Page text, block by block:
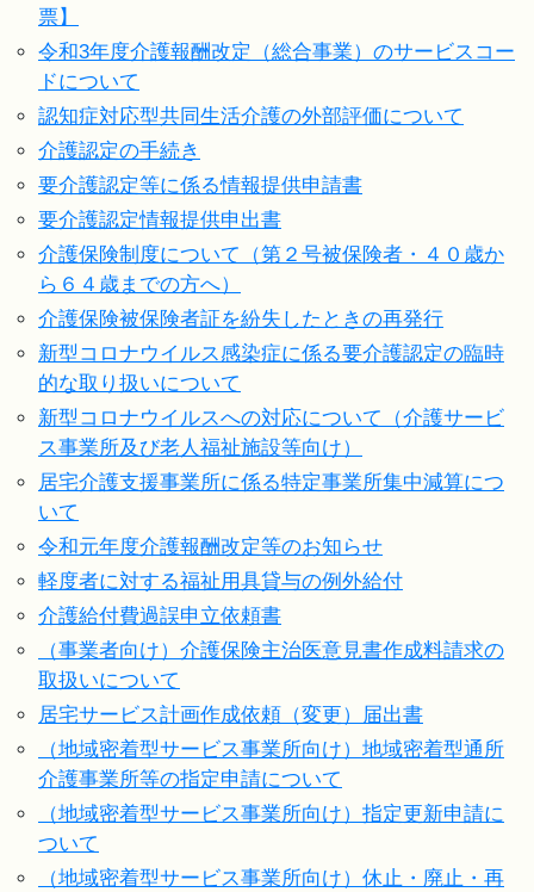
票】
令和3年度介護報酬改定（総合事業）のサービスコー
ドについて
認知症対応型共同生活介護の外部評価について
介護認定の手続き
要介護認定等に係る情報提供申請書
要介護認定情報提供申出書
介護保険制度について（第２号被保険者・４０歳か
ら６４歳までの方へ）
介護保険被保険者証を紛失したときの再発行
新型コロナウイルス感染症に係る要介護認定の臨時
的な取り扱いについて
新型コロナウイルスへの対応について（介護サービ
ス事業所及び老人福祉施設等向け）
居宅介護支援事業所に係る特定事業所集中減算につ
いて
令和元年度介護報酬改定等のお知らせ
軽度者に対する福祉用具貸与の例外給付
介護給付費過誤申立依頼書
（事業者向け）介護保険主治医意見書作成料請求の
取扱いについて
居宅サービス計画作成依頼（変更）届出書
（地域密着型サービス事業所向け）地域密着型通所
介護事業所等の指定申請について
（地域密着型サービス事業所向け）指定更新申請に
ついて
（地域密着型サービス事業所向け）休止・廃止・再